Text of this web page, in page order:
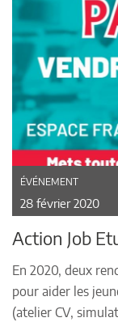
ÉVÉNEMENT
28 février 2020
Action Job
En 2020, deux
pour aider les
(atelier CV,